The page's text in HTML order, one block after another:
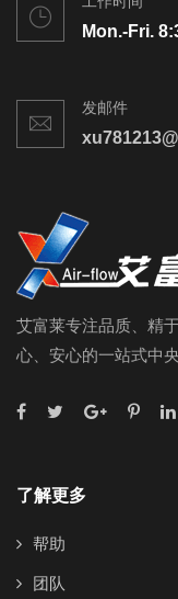
Mon.-Fri.
发邮件
艾富莱专注品质、精
心、安心的一站式中
了解更多
帮助
团队